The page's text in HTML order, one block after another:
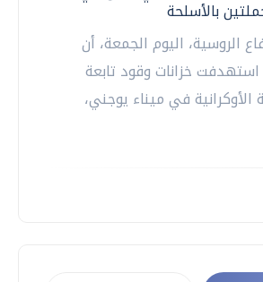
بالأسلحة
الروسية، اليوم الجمعة، أن
استهدفت خزانات وقود تابعة
في ميناء يوجني،